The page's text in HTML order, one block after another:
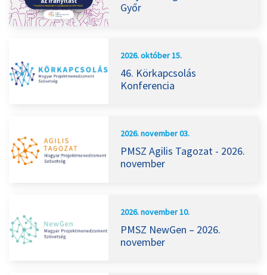
Győr
2026. október 15.
46. Körkapcsolás
Konferencia
2026. november 03.
PMSZ Agilis Tagozat - 2026.
november
2026. november 10.
PMSZ NewGen – 2026.
november